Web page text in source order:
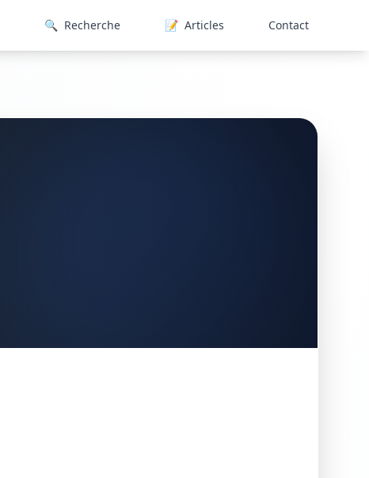
🔍 Recherche 📝 Articles Contact